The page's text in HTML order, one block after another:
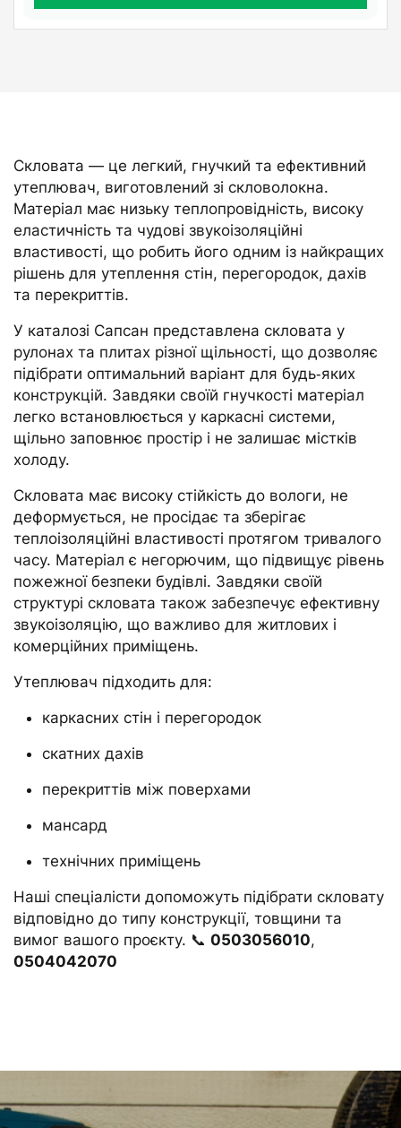
Скловата — це легкий, гнучкий та ефективний
утеплювач, виготовлений зі скловолокна.
Матеріал має низьку теплопровідність, високу
еластичність та чудові звукоізоляційні
властивості, що робить його одним із найкращих
рішень для утеплення стін, перегородок, дахів
та перекриттів.
У каталозі Сапсан представлена скловата у
рулонах та плитах різної щільності, що дозволяє
підібрати оптимальний варіант для будь‑яких
конструкцій. Завдяки своїй гнучкості матеріал
легко встановлюється у каркасні системи,
щільно заповнює простір і не залишає містків
холоду.
Скловата має високу стійкість до вологи, не
деформується, не просідає та зберігає
теплоізоляційні властивості протягом тривалого
часу. Матеріал є негорючим, що підвищує рівень
пожежної безпеки будівлі. Завдяки своїй
структурі скловата також забезпечує ефективну
звукоізоляцію, що важливо для житлових і
комерційних приміщень.
Утеплювач підходить для:
каркасних стін і перегородок
скатних дахів
перекриттів між поверхами
мансард
технічних приміщень
Наші спеціалісти допоможуть підібрати скловату
відповідно до типу конструкції, товщини та
вимог вашого проєкту. 📞 0503056010,
0504042070